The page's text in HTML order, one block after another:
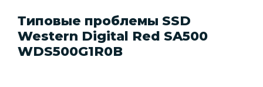
Типовые проблемы SSD
Western Digital Red SA500
WDS500G1R0B